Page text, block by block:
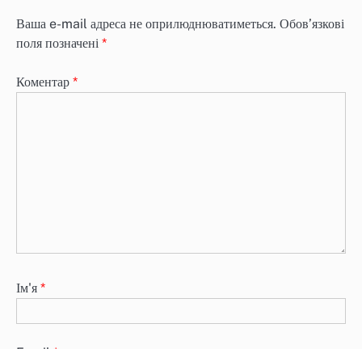
Ваша e-mail адреса не оприлюднюватиметься. Обов’язкові
поля позначені *
Коментар *
Ім'я *